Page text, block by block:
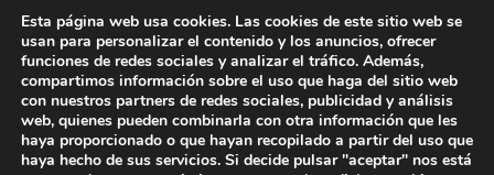
Diseño, SEO y desarrollado porAgencia Kit Digital
Esta página web usa cookies. Las cookies de este sitio web se
usan para personalizar el contenido y los anuncios, ofrecer
funciones de redes sociales y analizar el tráfico. Además,
compartimos información sobre el uso que haga del sitio web
con nuestros partners de redes sociales, publicidad y análisis
web, quienes pueden combinarla con otra información que les
haya proporcionado o que hayan recopilado a partir del uso que
haya hecho de sus servicios. Si decide pulsar "aceptar" nos está